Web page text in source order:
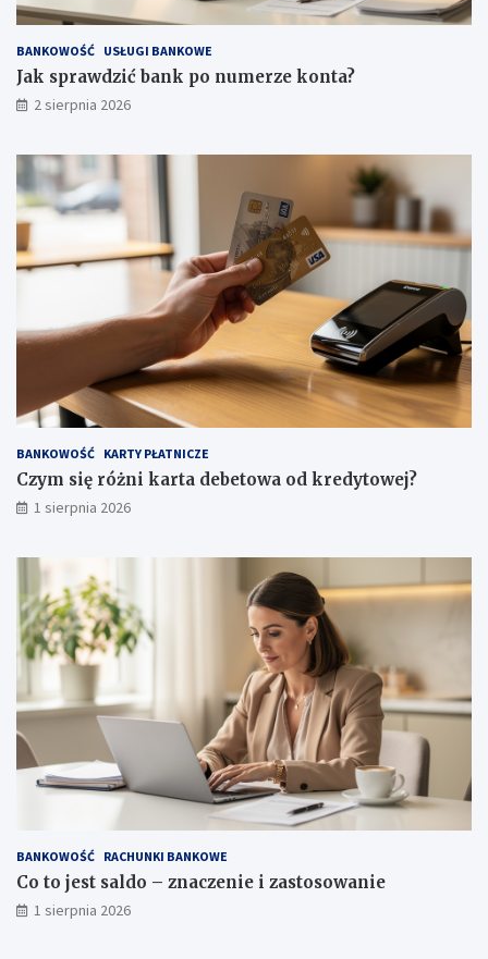
BANKOWOŚĆ USŁUGI BANKOWE
Jak sprawdzić bank po numerze konta?
2 sierpnia 2026
BANKOWOŚĆ KARTY PŁATNICZE
Czym się różni karta debetowa od kredytowej?
1 sierpnia 2026
BANKOWOŚĆ RACHUNKI BANKOWE
Co to jest saldo – znaczenie i zastosowanie
1 sierpnia 2026